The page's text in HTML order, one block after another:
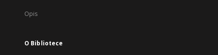
Opis
O Bibliotece